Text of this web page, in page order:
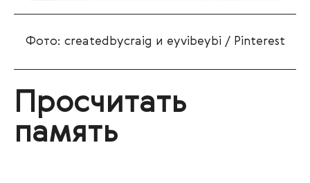
Фото: createdbycraig и eyvibeybi / Pinterest
Просчитать
память